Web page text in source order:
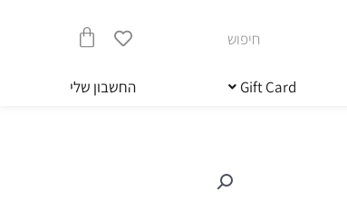
חיפוש
עגלת
קניות
Gift Card החשבון שלי